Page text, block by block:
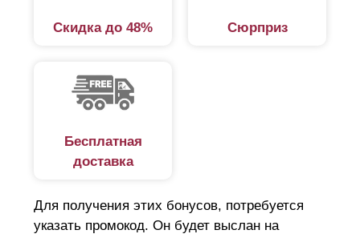
Скидка до 48% Сюрприз
Бесплатная
доставка
Для получения этих бонусов, потребуется
указать промокод. Он будет выслан на